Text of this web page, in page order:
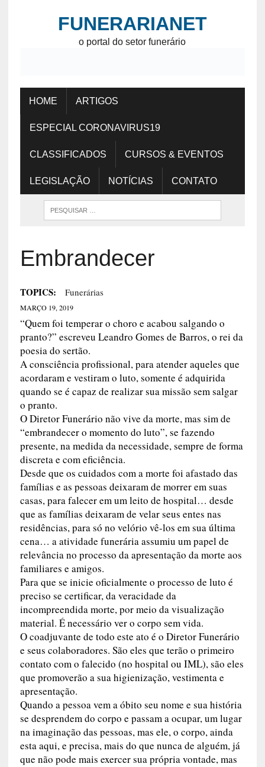
FUNERARIANET
o portal do setor funerário
HOME ARTIGOS
ESPECIAL CORONAVIRUS19
CLASSIFICADOS CURSOS & EVENTOS
LEGISLAÇÃO NOTÍCIAS CONTATO
Embrandecer
TOPICS: Funerárias
MARÇO 19, 2019
“Quem foi temperar o choro e acabou salgando o
pranto?” escreveu Leandro Gomes de Barros, o rei da
poesia do sertão.
A consciência profissional, para atender aqueles que
acordaram e vestiram o luto, somente é adquirida
quando se é capaz de realizar sua missão sem salgar
o pranto.
O Diretor Funerário não vive da morte, mas sim de
“embrandecer o momento do luto”, se fazendo
presente, na medida da necessidade, sempre de forma
discreta e com eficiência.
Desde que os cuidados com a morte foi afastado das
famílias e as pessoas deixaram de morrer em suas
casas, para falecer em um leito de hospital… desde
que as famílias deixaram de velar seus entes nas
residências, para só no velório vê-los em sua última
cena… a atividade funerária assumiu um papel de
relevância no processo da apresentação da morte aos
familiares e amigos.
Para que se inicie oficialmente o processo de luto é
preciso se certificar, da veracidade da
incompreendida morte, por meio da visualização
material. É necessário ver o corpo sem vida.
O coadjuvante de todo este ato é o Diretor Funerário
e seus colaboradores. São eles que terão o primeiro
contato com o falecido (no hospital ou IML), são eles
que promoverão a sua higienização, vestimenta e
apresentação.
Quando a pessoa vem a óbito seu nome e sua história
se desprendem do corpo e passam a ocupar, um lugar
na imaginação das pessoas, mas ele, o corpo, ainda
esta aqui, e precisa, mais do que nunca de alguém, já
que não pode mais exercer sua própria vontade, mas